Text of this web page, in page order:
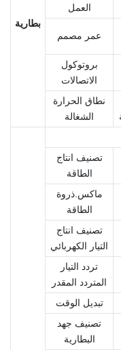
بطارية
العمل
عمر مصمم
بروتوكول
الاتصالات
نطاق الحرارة
الشغالة
تصنيف انتاج
الطاقة
ماكس.ذروة
الطاقة
تصنيف انتاج
التيار الكهربائي
تردد التيار
المتردد المقدر
تبديل الوقت
تصنيف جهد
البطارية